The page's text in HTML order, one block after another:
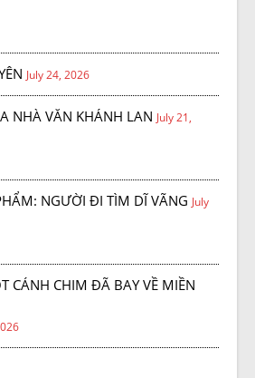
July 24, 2026
NHÀ VĂN KHÁNH LAN July 21,
NGƯỜI ĐI TÌM DĨ VÃNG July
CÁNH CHIM ĐÃ BAY VỀ MIỀN